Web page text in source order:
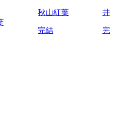
秋山紅葉
完結
井
完